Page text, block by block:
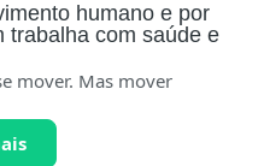
humano e por
trabalha com saúde e
mover. Mas mover